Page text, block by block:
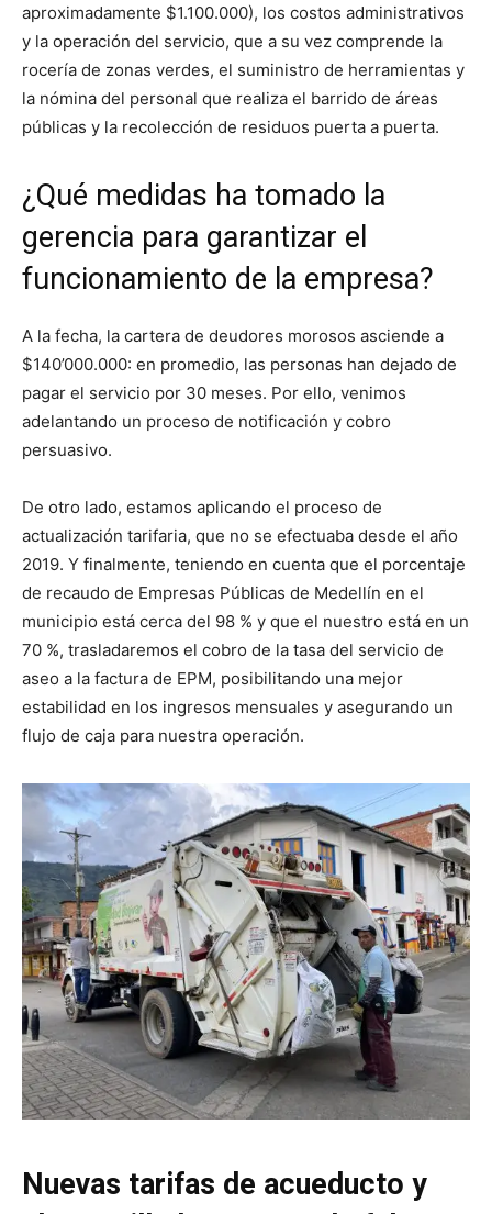
aproximadamente $1.100.000), los costos administrativos
y la operación del servicio, que a su vez comprende la
rocería de zonas verdes, el suministro de herramientas y
la nómina del personal que realiza el barrido de áreas
públicas y la recolección de residuos puerta a puerta.
¿Qué medidas ha tomado la
gerencia para garantizar el
funcionamiento de la empresa?
A la fecha, la cartera de deudores morosos asciende a
$140’000.000: en promedio, las personas han dejado de
pagar el servicio por 30 meses. Por ello, venimos
adelantando un proceso de notificación y cobro
persuasivo.
De otro lado, estamos aplicando el proceso de
actualización tarifaria, que no se efectuaba desde el año
2019. Y finalmente, teniendo en cuenta que el porcentaje
de recaudo de Empresas Públicas de Medellín en el
municipio está cerca del 98 % y que el nuestro está en un
70 %, trasladaremos el cobro de la tasa del servicio de
aseo a la factura de EPM, posibilitando una mejor
estabilidad en los ingresos mensuales y asegurando un
flujo de caja para nuestra operación.
Nuevas tarifas de acueducto y